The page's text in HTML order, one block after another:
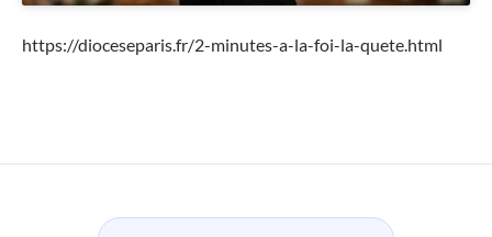
https://dioceseparis.fr/2-minutes-a-la-foi-la-quete.html